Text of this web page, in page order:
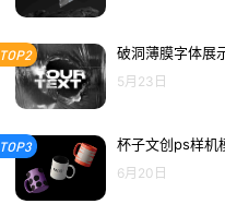
TOP2 破洞薄膜字体展
5月23日
TOP3 杯子文创ps样机
6月20日